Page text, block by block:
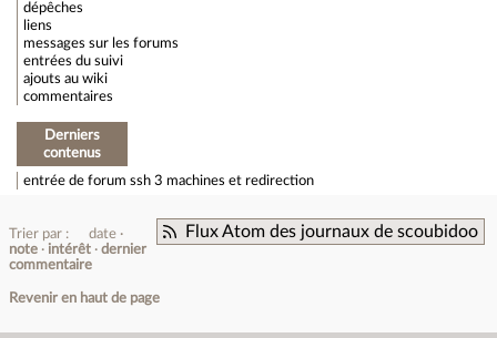
dépêches
liens
messages sur les forums
entrées du suivi
ajouts au wiki
commentaires
Derniers
contenus
entrée de forum ssh 3 machines et redirection
Flux Atom des journaux de scoubidoo
Trier par :
date
note
intérêt
dernier
commentaire
Revenir en haut de page